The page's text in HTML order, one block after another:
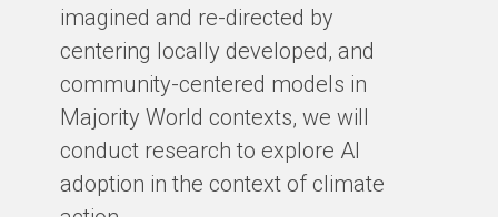
imagined and re-directed by
centering locally developed, and
community-centered models in
Majority World contexts, we will
conduct research to explore AI
adoption in the context of climate